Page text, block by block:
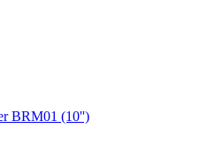
BRM01 (10'')